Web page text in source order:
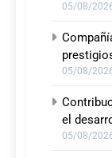
05/08/
05/08/
el
05/08/